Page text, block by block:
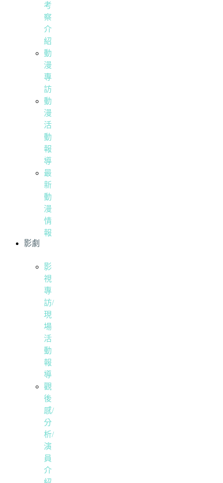
考
察
介
紹
動
漫
專
訪
動
漫
活
動
報
導
最
新
動
漫
情
報
影劇
影
視
專
訪/
現
場
活
動
報
導
觀
後
感/
分
析/
演
員
介